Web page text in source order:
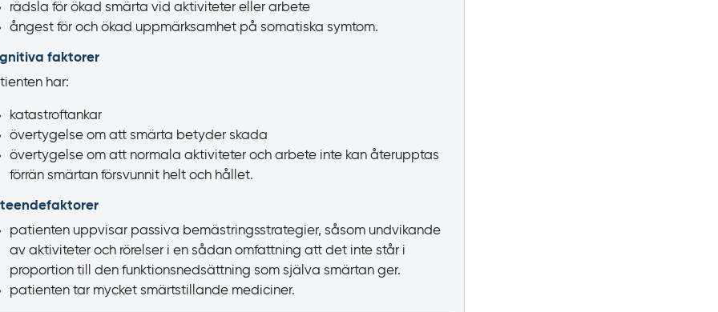
rädsla för ökad smärta vid aktiviteter eller arbete
ångest för och ökad uppmärksamhet på somatiska symtom.
faktorer
har:
katastroftankar
övertygelse om att smärta betyder skada
övertygelse om att normala aktiviteter och arbete inte kan återupptas
förrän smärtan försvunnit helt och hållet.
patienten uppvisar passiva bemästringsstrategier, såsom undvikande
av aktiviteter och rörelser i en sådan omfattning att det inte står i
proportion till den funktionsnedsättning som själva smärtan ger.
patienten tar mycket smärtstillande mediciner.